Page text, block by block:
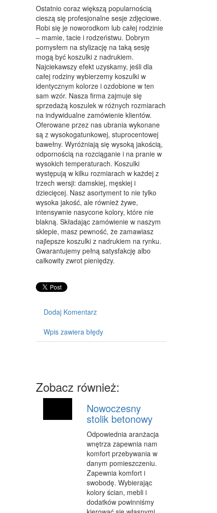
BIZNES ONLINE
BIŻUTERIA
DLA DZIECI
MEBLE
WYPOSAŻENIE WNĘTRZ
WYPOSAŻENIE ŁAZIENKI
ODZIEŻ
SPORT
ELEKTRONIKA, RTV, AGD
ART. DLA ZWIERZĄT
OGRÓD, ROŚLINY
CHEMIA
ART. SPOŻYWCZE
MATERIAŁY EKSPLOATACYJNE
INNE SKLEPY
PRZEMYSŁ METALOWY
CZĘŚCI SAMOCHODOWE
WYNAJEM
USŁUGI MOTORYZACYJNE
SALONY, KOMISY
PUBLIC RELATIONS
AGENCJE REKLAMOWE
MATERIAŁY REKLAMOWE
Ostatnio coraz większą popularnością
cieszą się profesjonalne sesje zdjęciowe.
Robi się je noworodkom lub całej rodzinie
– mamie, tacie i rodzeństwu. Dobrym
pomysłem na stylizację na taką sesję
mogą być koszulki z nadrukiem.
Najciekawszy efekt uzyskamy, jeśli dla
całej rodziny wybierzemy koszulki w
identycznym kolorze i ozdobione w ten
sam wzór. Nasza firma zajmuje się
sprzedażą koszulek w różnych rozmiarach
na indywidualne zamówienie klientów.
Oferowane przez nas ubrania wykonane
są z wysokogatunkowej, stuprocentowej
bawełny. Wyróżniają się wysoką jakością,
odpornością na rozciąganie i na pranie w
wysokich temperaturach. Koszulki
występują w kilku rozmiarach w każdej z
trzech wersji: damskiej, męskiej i
dziecięcej. Nasz asortyment to nie tylko
wysoka jakość, ale również żywe,
intensywnie nasycone kolory, które nie
blakną. Składając zamówienie w naszym
sklepie, masz pewność, że zamawiasz
najlepsze koszulki z nadrukiem na rynku.
Gwarantujemy pełną satysfakcję albo
całkowity zwrot pieniędzy.
Dodaj Komentarz
Wpis zawiera błędy
Zobacz również:
Nowoczesny
stolik betonowy
Odpowiednia aranżacja
wnętrza zapewnia nam
komfort przebywania w
danym pomieszczeniu.
Zapewnia komfort i
swobodę. Wybierając
kolory ścian, mebli i
dodatków powinniśmy